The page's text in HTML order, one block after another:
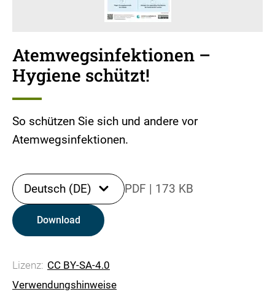
Atemwegsinfektionen –
Hygiene schützt!
So schützen Sie sich und andere vor
Atemwegsinfektionen.
Deutsch (DE) PDF | 173 KB
Download
Lizenz: CC BY-SA-4.0
Verwendungshinweise